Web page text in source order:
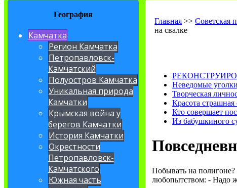
География
Камчатка
Регион Камчатка
Петропавловск-
Камчатский
Полуостров Камчатка
Уникальная природа
Камчатки
Крымская война у
берегов Камчатки
История Камчатки
Окрестности
Петропавловск-
Камчатского
Южная часть
Главная >>Советская
на свалке
Неведомые
Творческая
Красота страшная
Кто совершает
Из бабушкиного
Побывать на полигоне?
любопытством: - Надо